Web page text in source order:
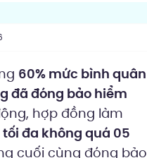
60% mức bình quân
đã đóng bảo hiểm
hợp đồng làm
tối đa không quá 05
cuối cùng đóng bảo